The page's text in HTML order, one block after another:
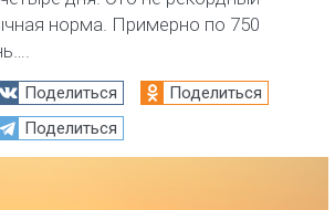
норма. Примерно по 750
Поделиться
Поделиться
Поделиться